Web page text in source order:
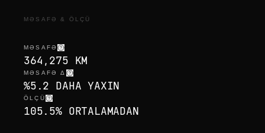
MƏSAFƏ & ÖLÇÜ
MƏSAFƏ
364,275 KM
MƏSAFƏ Δ
%5.2 DAHA YAXIN
ÖLÇÜ
105.5% ORTALAMADAN